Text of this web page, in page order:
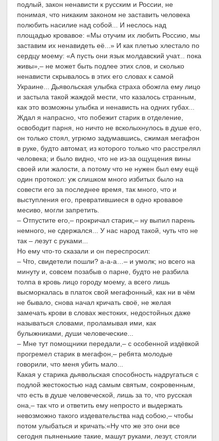
подлый, закон ненависти к русским и России, не
понимая, что никаким законом не заставить человека
полюбить насилие над собой... И неслось над
площадью кровавое: «Мы отучим их любить Россию, мы
заставим их ненавидеть её...» И как плетью хлестало по
сердцу моему: «А пусть они язык молдавский учат... пока
живы»,– не может быть подлее этих слов, и сколько
ненависти скрывалось в этих его словах к самой
Украине... Дьявольская улыбка страха обожгла ему лицо
и застыла такой жаждой мести, что казалось странным,
как это возможны улыбка и ненависть на одних губах...
Ждал я напрасно, что побежит старик в отделение,
освободит парня, но ничто не всколыхнулось в душе его,
он только стоял, угрюмо задумавшись, сжимая мегафон
в руке, будто автомат, из которого только что расстрелял
человека; и было видно, что не из-за ощущения вины
своей или жалости, а потому что не нужен был ему ещё
один протокол: уж слишком много избитых было на
совести его за последнее время, так много, что и
выступления его, превратившиеся в одно кровавое
месиво, могли запретить.
– Отпустите его,– прокричал старик,– ну выпил парень
немного, не сдержался... У нас народ такой, чуть что не
так – лезут с руками...
Но ему что-то сказали и он переспросил:
– Что, свидетели пошли? а-а-а…– и умолк; но всего на
минуту и, совсем позабыв о парне, будто не разбила
толпа в кровь лицо городу моему, а всего лишь
высморкалась в платок свой мегафонный, как ни в чём
не бывало, снова начал кричать своё, не желая
замечать крови в словах жестоких, недостойных даже
называться словами, проламывая ими, как
булыжниками, души человеческие...
– Мне тут помощники передали,– с особенной издёвкой
прогремел старик в мегафон,– ребята молодые
говорили, что меня убить мало...
Какая у старика дьявольская способность надругаться с
подлой жестокостью над самым святым, сокровенным,
что есть в душе человеческой, лишь за то, что русская
она,– так что и ответить ему непросто и выдержать
невозможно такого издевательства над собою,– чтобы
потом улыбаться и кричать:«Ну что же это они все
сегодня пьяненькие такие, машут руками, лезут, стояли